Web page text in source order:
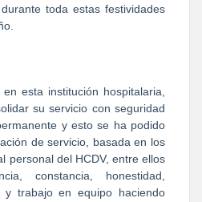
toda estas festividades
esta institución hospitalaria,
su servicio con seguridad
y esto se ha podido
de servicio, basada en los
personal del HCDV, entre ellos
constancia, honestidad,
y trabajo en equipo haciendo